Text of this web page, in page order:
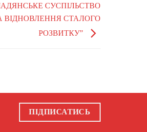
СУСПІЛЬСТВО
ВІДНОВЛЕННЯ СТАЛОГО
РОЗВИТКУ”
ПІДПИСАТИСЬ